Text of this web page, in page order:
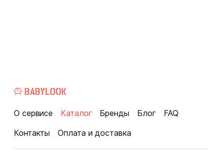
О сервисе Каталог Бренды Блог
FAQ
Контакты
Оплата и доставка